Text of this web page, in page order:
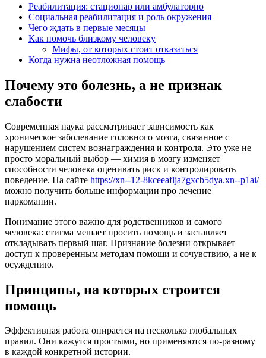
Реабилитация: стационар или амбулаторно
Социальная реабилитация и роль окружения
Чего ждать в первые месяцы
Как помочь близкому человеку
Мифы, от которых стоит отказаться
Когда нужна неотложная помощь
Почему это болезнь, а не признак
слабости
Современная наука рассматривает зависимость как
хроническое заболевание головного мозга, связанное с
нарушением систем вознаграждения и контроля. Это уже не
просто моральный выбор — химия в мозгу изменяет
способности человека оценивать риск и контролировать
поведение. На сайте https://xn--12-8kceeaflja7gxcb5dya.xn--p1ai/
можно получить больше информации про лечение
наркомании.
Понимание этого важно для родственников и самого
человека: стигма мешает просить помощь и заставляет
откладывать первый шаг. Признание болезни открывает
доступ к проверенным методам помощи и сочувствию, а не к
осуждению.
Принципы, на которых строится
помощь
Эффективная работа опирается на несколько глобальных
правил. Они кажутся простыми, но применяются по-разному
в каждой конкретной истории.